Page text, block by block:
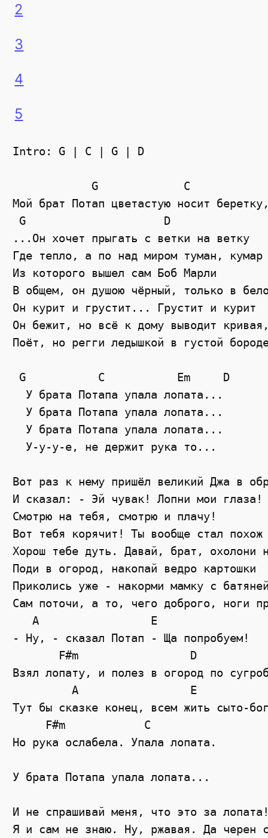
2
3
4
5
Intro: G | C | G | D
            G             C
Мой брат Потап цветастую носит
G                     D
...Он хочет прыгать с ветки на ветку
Где тепло, а по над миром туман,
Из которого вышел сам Боб Марли
В общем, он душою чёрный, только в
Он курит и грустит... Грустит и
Он бежит, но всё к дому выводит
Поёт, но регги ледышкой в густой
G           C           Em     D
  У брата Потапа упала лопата...
  У брата Потапа упала лопата...
  У брата Потапа упала лопата...
  У-у-у-е, не держит рука то...
Вот раз к нему пришёл великий Джа в
И сказал: - Эй чувак! Лопни мои
Смотрю на тебя, смотрю и плачу!
Вот тебя корячит! Ты вообще стал
Хорош тебе дуть. Давай, брат,
Поди в огород, накопай ведро
Приколись уже - накорми мамку с
Сам поточи, а то, чего доброго, ноги
   A                 E
- Ну, - сказал Потап - Ща попробуем!
       F#m                 D
Взял лопату, и полез в огород по
         A                 E
Тут бы сказке конец, всем жить сыто-
     F#m            C
Но рука ослабела. Упала лопата.
У брата Потапа упала лопата...
И не спрашивай меня, что это за
Я и сам не знаю. Ну, ржавая. Да черен